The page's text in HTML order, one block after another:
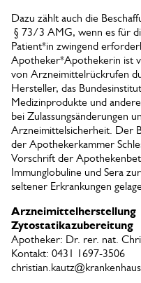
Dazu zählt auch die
§ 73/3 AMG, wenn es für
Patient*in zwingend
Apotheker*Apothekerin ist
von Arzneimittelrückrufen
Hersteller, das
Medizinprodukte und
bei Zulassungsänderungen
Arzneimittelsicherheit. Der
der Apothekerkammer
Vorschrift der
Immunglobuline und Sera
seltener Erkrankungen
Arzneimittelherstellung
Zytostatikazubereitung
Apotheker: Dr. rer. nat.
Kontakt: 0431 1697-3506